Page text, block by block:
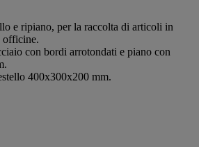
e ripiano, per la raccolta di articoli in
officine.
con bordi arrotondati e piano con
400x300x200 mm.